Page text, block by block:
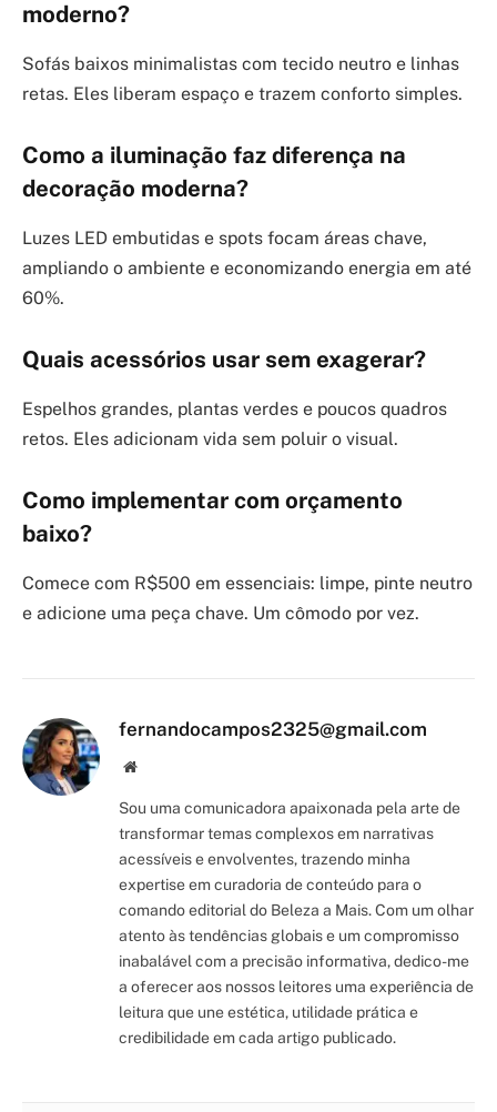
moderno?
Sofás baixos minimalistas com tecido neutro e linhas
retas. Eles liberam espaço e trazem conforto simples.
Como a iluminação faz diferença na
decoração moderna?
Luzes LED embutidas e spots focam áreas chave,
ampliando o ambiente e economizando energia em até
60%.
Quais acessórios usar sem exagerar?
Espelhos grandes, plantas verdes e poucos quadros
retos. Eles adicionam vida sem poluir o visual.
Como implementar com orçamento
baixo?
Comece com R$500 em essenciais: limpe, pinte neutro
e adicione uma peça chave. Um cômodo por vez.
fernandocampos2325@gmail.com
Site/Blog
Sou uma comunicadora apaixonada pela arte de
transformar temas complexos em narrativas
acessíveis e envolventes, trazendo minha
expertise em curadoria de conteúdo para o
comando editorial do Beleza a Mais. Com um olhar
atento às tendências globais e um compromisso
inabalável com a precisão informativa, dedico-me
a oferecer aos nossos leitores uma experiência de
leitura que une estética, utilidade prática e
credibilidade em cada artigo publicado.